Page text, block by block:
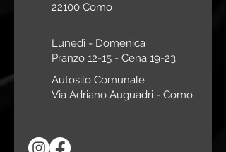
22100 Como
Lunedì - Domenica
Pranzo 12-15 - Cena 19-23
Autosilo Comunale
Via Adriano Auguadri - Como